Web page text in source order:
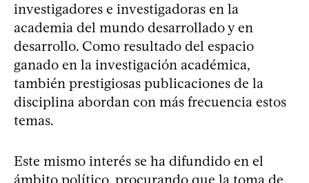
investigadores e investigadoras en la
academia del mundo desarrollado y en
desarrollo. Como resultado del espacio
ganado en la investigación académica,
también prestigiosas publicaciones de la
disciplina abordan con más frecuencia estos
temas.
Este mismo interés se ha difundido en el